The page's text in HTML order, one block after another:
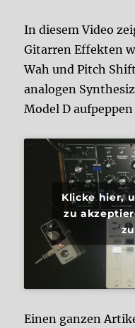
In diesem Video
Gitarren Effekten
Wah und Pitch
analogen
Model D
Klicke hier,
zu
Einen ganzen